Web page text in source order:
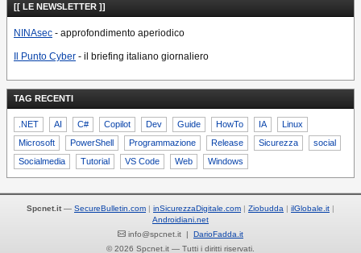
[[ LE NEWSLETTER ]]
NINAsec - approfondimento aperiodico
Il Punto Cyber - il briefing italiano giornaliero
TAG RECENTI
.NET AI C# Copilot Dev Guide HowTo IA
Linux
Microsoft
PowerShell Programmazione Release Sicurezza
social
Socialmedia
Tutorial VS Code Web Windows
Spcnet.it — SecureBulletin.com inSicurezzaDigitale.com Ziobudda
ilGlobale.it
Androidiani.net
info@spcnet.it | DarioFadda.it
© 2026 Spcnet.it — Tutti i diritti riservati.